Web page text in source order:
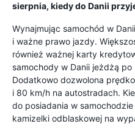
sierpnia, kiedy do Danii
Wynajmując samochód w
i ważne prawo jazdy.
również ważnej karty
samochody w Danii jeżdżą
Dodatkowo dozwolona
i 80 km/h na autostradach.
do posiadania w
kamizelki odblaskowej na